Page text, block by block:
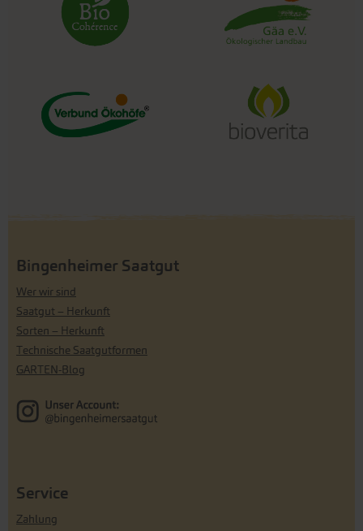
Bingenheimer Saatgut
Wer wir sind
Saatgut – Herkunft
Sorten – Herkunft
Technische Saatgutformen
GARTEN-Blog
Service
Zahlung